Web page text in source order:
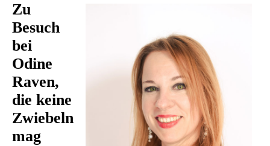
Zu
Besuch
bei
Odine
Raven,
die keine
Zwiebeln
mag